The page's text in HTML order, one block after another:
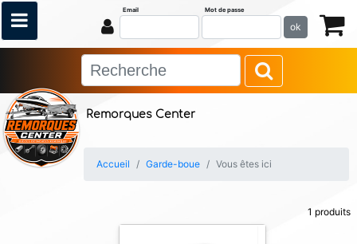
Remorques Center
Email Mot de passe
ok
Accueil Garde-boue Vous êtes ici
1 produits